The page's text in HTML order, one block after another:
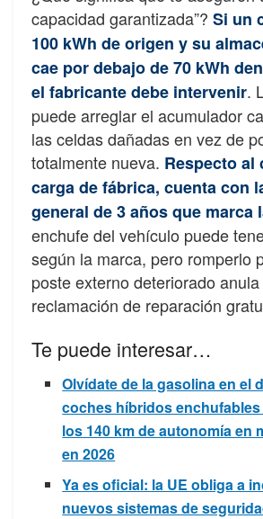
capacidad garantizada”? Si un
100 kWh de origen y su
cae por debajo de 70 kWh
el fabricante debe intervenir.
puede arreglar el acumulador
las celdas dañadas en vez de
totalmente nueva. Respecto al
carga de fábrica, cuenta con
general de 3 años que marca
enchufe del vehículo puede
según la marca, pero romperlo
poste externo deteriorado
reclamación de reparación
Te puede interesar…
Olvídate de la gasolina en el
coches híbridos
los 140 km de autonomía en
en 2026
Ya es oficial: la UE obliga a
nuevos sistemas de